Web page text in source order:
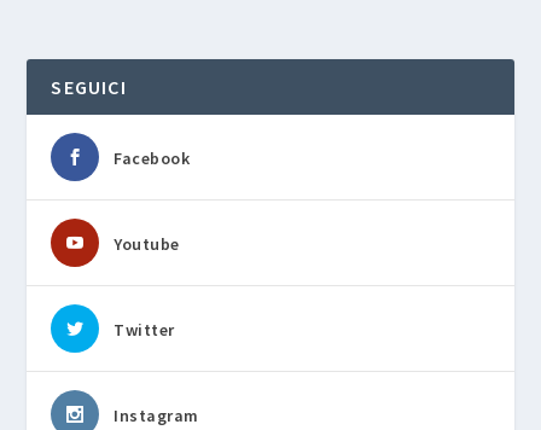
SEGUICI
Facebook
Youtube
Twitter
Instagram